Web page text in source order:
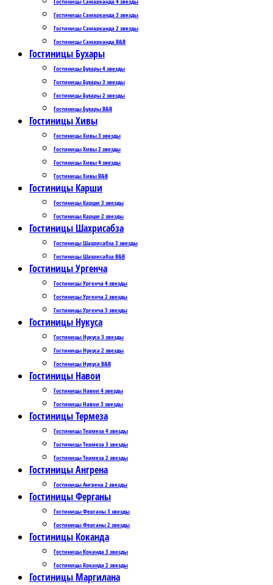
Гостиницы Самарканда 3 звезды
Гостиницы Самарканда 2 звезды
Гостиницы Самарканда B&B
Гостиницы Бухары
Гостиницы Бухары 4 звезды
Гостиницы Бухары 3 звезды
Гостиницы Бухары 2 звезды
Гостиницы Бухары B&B
Гостиницы Хивы
Гостиницы Хивы 3 звезды
Гостиницы Хивы 2 звезды
Гостиницы Хивы 4 звезды
Гостиницы Хивы B&B
Гостиницы Карши
Гостиницы Карши 3 звезды
Гостиницы Карши 2 звезды
Гостиницы Шахрисабза
Гостиницы Шахрисабза 3 звезды
Гостиницы Шахрисабза B&B
Гостиницы Ургенча
Гостиницы Ургенча 4 звезды
Гостиницы Ургенча 2 звезды
Гостиницы Ургенча 3 звезды
Гостиницы Нукуса
Гостиницы Нукуса 3 звезды
Гостиницы Нукуса 2 звезды
Гостиницы Нукуса B&B
Гостиницы Навои
Гостиницы Навои 4 звезды
Гостиницы Навои 3 звезды
Гостиницы Термеза
Гостиницы Термеза 4 звезды
Гостиницы Термеза 3 звезды
Гостиницы Термеза 2 звезды
Гостиницы Ангрена
Гостиницы Ангрена 2 звезды
Гостиницы Ферганы
Гостиницы Ферганы 3 звезды
Гостиницы Ферганы 2 звезды
Гостиницы Коканда
Гостиницы Коканда 3 звезды
Гостиницы Коканда 2 звезды
Гостиницы Маргилана